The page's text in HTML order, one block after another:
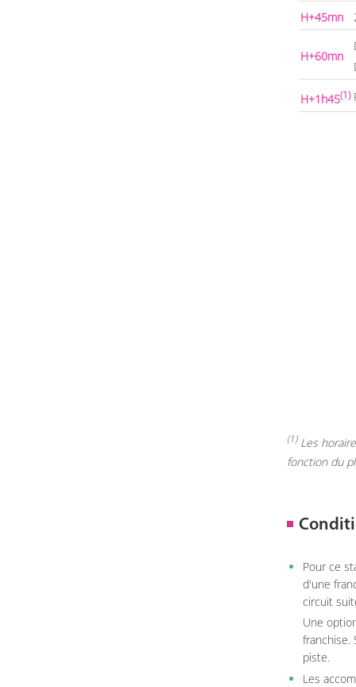
H+45mn
H+60mn
H+1h45(1)
(1)Les
fonction du
Pour ce
d'une
circuit
Une
franchise.
piste.
Les